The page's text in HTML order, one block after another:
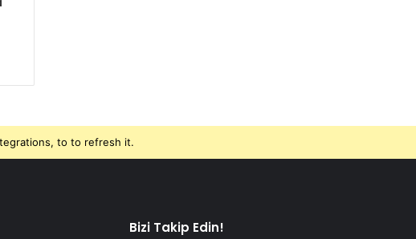
to to refresh it.
Bizi Takip Edin!